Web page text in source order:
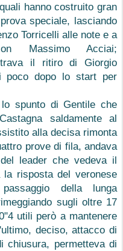
hanno costruito gran
speciale, lasciando
Torricelli alle note e a
Massimo Acciai;
il ritiro di Giorgio
poco dopo lo start per
spunto di Gentile che
saldamente al
alla decisa rimonta
prove di fila, andava
leader che vedeva il
risposta del veronese
della lunga
sugli oltre 17
utili però a mantenere
deciso, attacco di
chiusura, permetteva di